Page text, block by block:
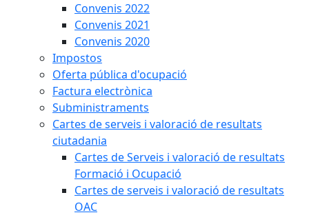
Convenis 2022
Convenis 2021
Convenis 2020
Impostos
Oferta pública d'ocupació
Factura electrònica
Subministraments
Cartes de serveis i valoració de resultats
ciutadania
Cartes de Serveis i valoració de resultats
Formació i Ocupació
Cartes de serveis i valoració de resultats
OAC